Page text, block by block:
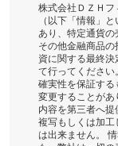
株式会社ＤＺＨ
（以下「情報」
あり、特定通貨
その他金融商品
資に関する最終
て行ってください
確実性を保証す
変更することが
内容を第三者へ提
複写もしくは加工
は出来ません。